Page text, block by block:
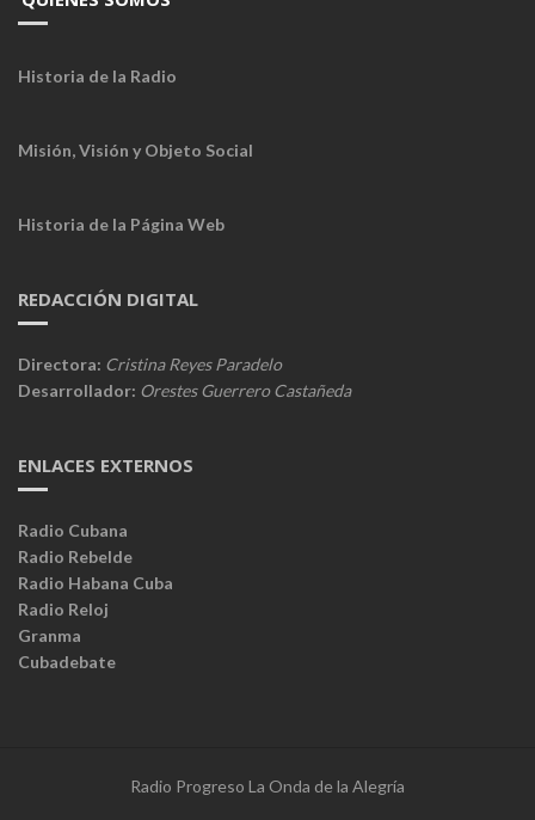
Historia de la Radio
Misión, Visión y Objeto Social
Historia de la Página Web
REDACCIÓN DIGITAL
Directora: Cristina Reyes Paradelo
Desarrollador: Orestes Guerrero Castañeda
ENLACES EXTERNOS
Radio Cubana
Radio Rebelde
Radio Habana Cuba
Radio Reloj
Granma
Cubadebate
Radio Progreso La Onda de la Alegría